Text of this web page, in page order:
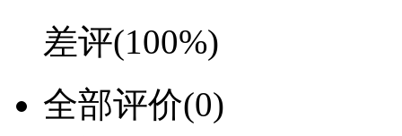
差评(100%)
全部评价(0)